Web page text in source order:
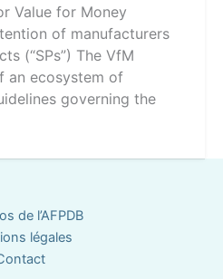
Value for Money
of manufacturers
(“SPs”) The VfM
an ecosystem of
governing the
de l’AFPDB
légales